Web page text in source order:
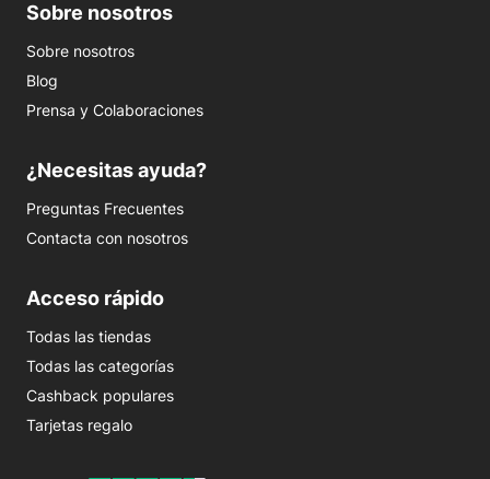
Sobre nosotros
Sobre nosotros
Blog
Prensa y Colaboraciones
¿Necesitas ayuda?
Preguntas Frecuentes
Contacta con nosotros
Acceso rápido
Todas las tiendas
Todas las categorías
Cashback populares
Tarjetas regalo